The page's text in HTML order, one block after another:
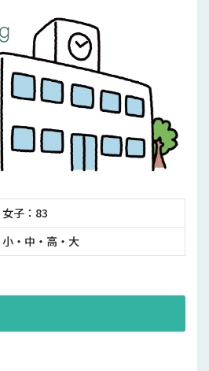
女子：83
小・中・高・大